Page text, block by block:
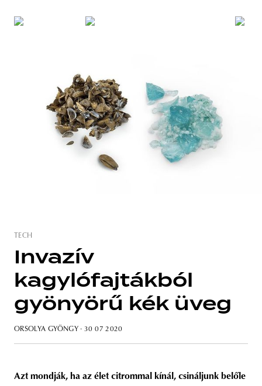
TECH
Invazív
kagylófajtákból
gyönyörű kék üveg
ORSOLYA GYÖNGY · 30 07 2020
Azt mondják, ha az élet citrommal kínál, csináljunk belőle